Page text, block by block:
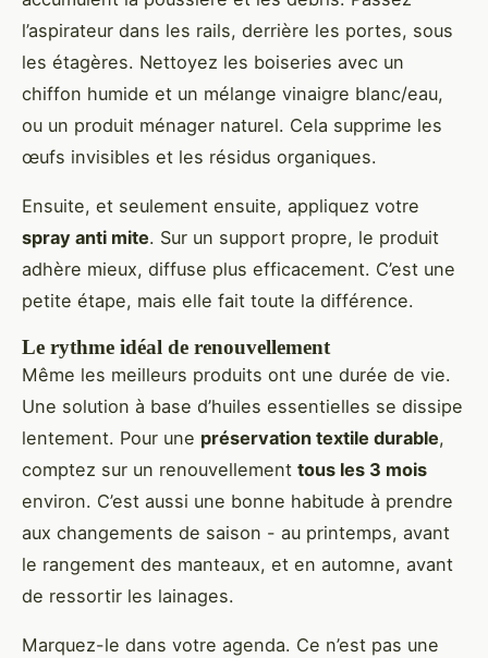
l’aspirateur dans les rails, derrière les portes, sous
les étagères. Nettoyez les boiseries avec un
chiffon humide et un mélange vinaigre blanc/eau,
ou un produit ménager naturel. Cela supprime les
œufs invisibles et les résidus organiques.
Ensuite, et seulement ensuite, appliquez votre
spray anti mite. Sur un support propre, le produit
adhère mieux, diffuse plus efficacement. C’est une
petite étape, mais elle fait toute la différence.
Le rythme idéal de renouvellement
Même les meilleurs produits ont une durée de vie.
Une solution à base d’huiles essentielles se dissipe
lentement. Pour une préservation textile durable,
comptez sur un renouvellement tous les 3 mois
environ. C’est aussi une bonne habitude à prendre
aux changements de saison - au printemps, avant
le rangement des manteaux, et en automne, avant
de ressortir les lainages.
Marquez-le dans votre agenda. Ce n’est pas une